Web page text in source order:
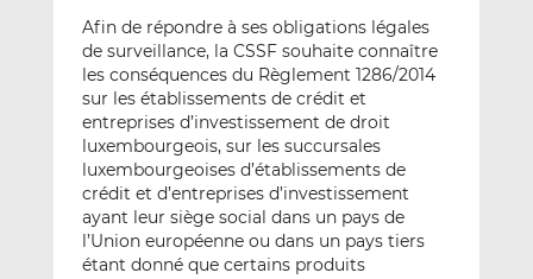
Afin de répondre à ses obligations légales
de surveillance, la CSSF souhaite connaître
les conséquences du Règlement 1286/2014
sur les établissements de crédit et
entreprises d’investissement de droit
luxembourgeois, sur les succursales
luxembourgeoises d’établissements de
crédit et d’entreprises d’investissement
ayant leur siège social dans un pays de
l’Union européenne ou dans un pays tiers
étant donné que certains produits